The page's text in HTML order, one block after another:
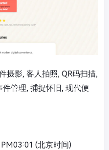
摄影, 客人拍照, QR码扫描,
管理, 捕捉怀旧, 现代便
(北京时间)